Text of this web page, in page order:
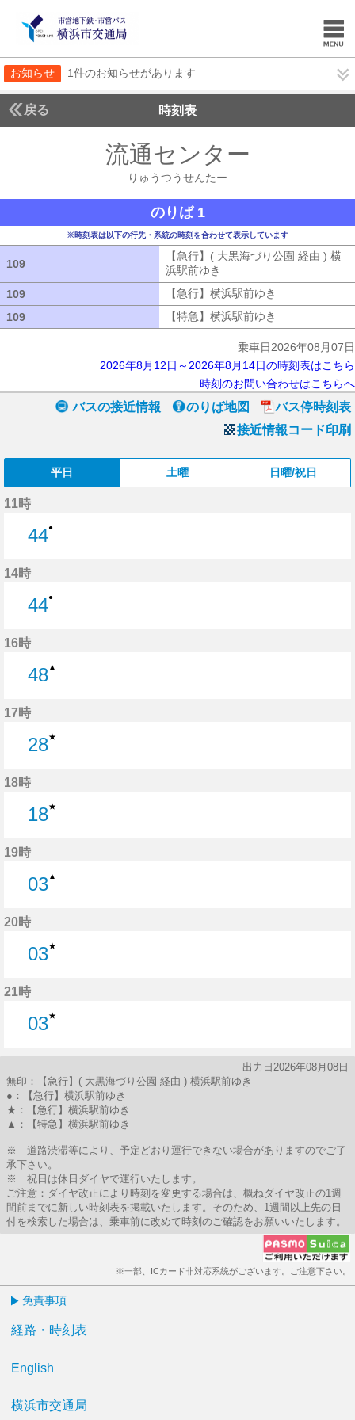
お知らせ 1件のお知らせがあります
戻る 時刻表
流通センター
りゅうつうせんたー
のりば 1
※時刻表は以下の行先・系統の時刻を合わせて表示しています
109
【急行】( 大黒海づり公園 経由 ) 横
浜駅前ゆき
109
【急行】横浜駅前ゆき
109
【特急】横浜駅前ゆき
乗車日2026年08月07日
2026年8月12日～2026年8月14日の時刻表はこちら
時刻のお問い合わせはこちらへ
バスの接近情報 のりば地図
バス停時刻表
接近情報コード印刷
平日 土曜 日曜/祝日
11時
44●
14時
44●
16時
48▲
17時
28★
18時
18★
19時
03▲
20時
03★
21時
03★
出力日2026年08月08日
無印：【急行】( 大黒海づり公園 経由 ) 横浜駅前ゆき
●：【急行】横浜駅前ゆき
★：【急行】横浜駅前ゆき
▲：【特急】横浜駅前ゆき
※ 道路渋滞等により、予定どおり運行できない場合がありますのでご了
承下さい。
※ 祝日は休日ダイヤで運行いたします。
ご注意：ダイヤ改正により時刻を変更する場合は、概ねダイヤ改正の1週
間前までに新しい時刻表を掲載いたします。そのため、1週間以上先の日
付を検索した場合は、乗車前に改めて時刻のご確認をお願いいたします。
※一部、ICカード非対応系統がございます。ご注意下さい。
免責事項
経路・時刻表
English
横浜市交通局